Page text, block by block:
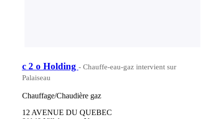
c 2 o Holding - Chauffe-eau-gaz intervient sur
Palaiseau
Chauffage/Chaudière gaz
12 AVENUE DU QUEBEC